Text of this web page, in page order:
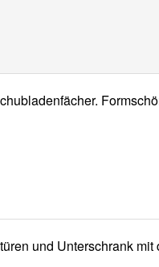
und Unterschrank